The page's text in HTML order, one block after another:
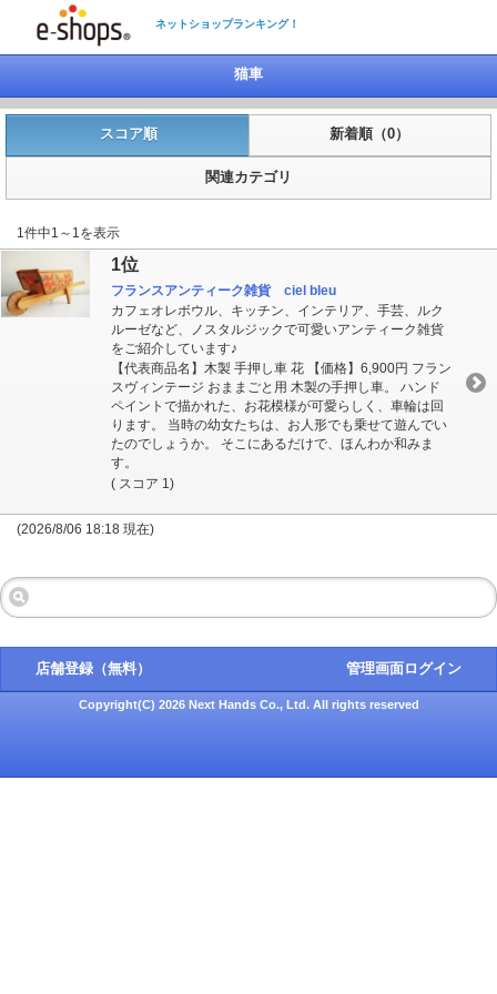
ネットショップランキング！
猫車
スコア順 新着順（0）
関連カテゴリ
1件中1～1を表示
1位
フランスアンティーク雑貨 ciel bleu
カフェオレボウル、キッチン、インテリア、手芸、ルク
ルーゼなど、ノスタルジックで可愛いアンティーク雑貨
をご紹介しています♪
【代表商品名】木製 手押し車 花 【価格】6,900円 フラン
スヴィンテージ おままごと用 木製の手押し車。 ハンド
ペイントで描かれた、お花模様が可愛らしく、車輪は回
ります。 当時の幼女たちは、お人形でも乗せて遊んでい
たのでしょうか。 そこにあるだけで、ほんわか和みま
す。
( スコア 1)
(2026/8/06 18:18 現在)
店舗登録（無料） 管理画面ログイン
Copyright(C) 2026 Next Hands Co., Ltd. All rights reserved